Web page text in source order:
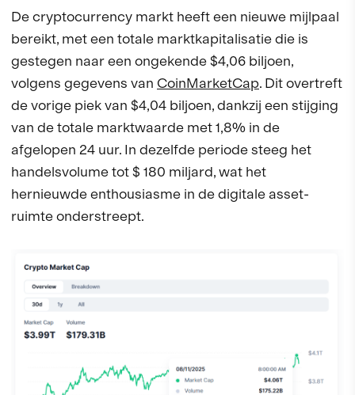
De cryptocurrency markt heeft een nieuwe mijlpaal
bereikt, met een totale marktkapitalisatie die is
gestegen naar een ongekende $4,06 biljoen,
volgens gegevens van CoinMarketCap. Dit overtreft
de vorige piek van $4,04 biljoen, dankzij een stijging
van de totale marktwaarde met 1,8% in de
afgelopen 24 uur. In dezelfde periode steeg het
handelsvolume tot $ 180 miljard, wat het
hernieuwde enthousiasme in de digitale asset-
ruimte onderstreept.